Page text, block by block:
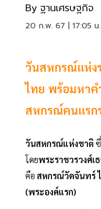
By ฐานเศรษฐกิจ
20 ก.พ. 67 | 17:05 น.
วันสหกรณ์แห่ง
ไทย พร้อมหา
สหกรณ์คนแรก
วันสหกรณ์แห่งชาติ
โดยพระราชวรวงศ์
คือ สหกรณ์วัดจันทร์
(พระองค์แรก)